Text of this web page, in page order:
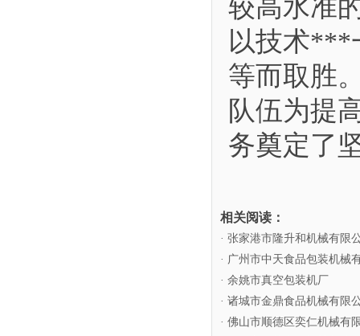
较高水准
以技术***
等而取胜
队伍为提
务奠定了
相关阅读：
· 张家港市隆升和机械有限
· 广州市中天食品包装机械
· 余姚市真空包装机厂
· 诸城市金鼎食品机械有限
· 佛山市顺德区奕仁机械有